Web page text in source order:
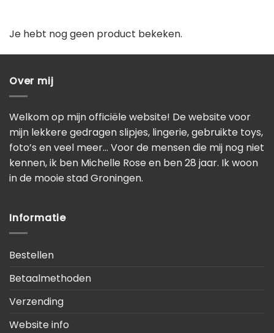
Je hebt nog geen product bekeken.
Over mij
Welkom op mijn officiële website! De website voor
mijn lekkere gedragen slipjes, lingerie, gebruikte toys,
foto’s en veel meer… Voor de mensen die mij nog niet
kennen, ik ben Michelle Rose en ben 28 jaar. Ik woon
in de mooie stad Groningen.
Informatie
Bestellen
Betaalmethoden
Verzending
Website info